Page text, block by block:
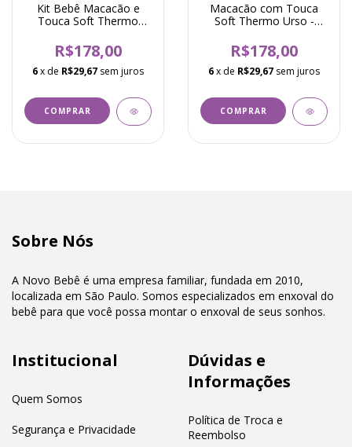
Kit Bebê Macacão e
Touca Soft Thermo
R$178,00
6x de R$29,67 sem juros
COMPRAR
Macacão com Touca
Soft Thermo Urso -
R$178,00
6x de R$29,67 sem juros
COMPRAR
Sobre Nós
A Novo Bebê é uma empresa familiar, fundada em 2010,
localizada em São Paulo. Somos especializados em enxoval do
bebê para que você possa montar o enxoval de seus sonhos.
Institucional
Quem Somos
Segurança e Privacidade
Dúvidas e
Informações
Política de Troca e
Reembolso